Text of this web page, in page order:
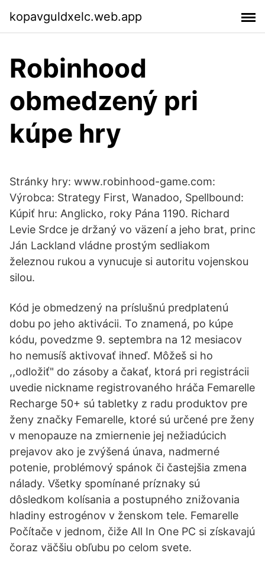
kopavguldxelc.web.app
Robinhood
obmedzený pri
kúpe hry
Stránky hry: www.robinhood-game.com:
Výrobca: Strategy First, Wanadoo, Spellbound:
Kúpiť hru: Anglicko, roky Pána 1190. Richard
Levie Srdce je držaný vo väzení a jeho brat, princ
Ján Lackland vládne prostým sedliakom
železnou rukou a vynucuje si autoritu vojenskou
silou.
Kód je obmedzený na príslušnú predplatenú
dobu po jeho aktivácii. To znamená, po kúpe
kódu, povedzme 9. septembra na 12 mesiacov
ho nemusíš aktivovať ihneď. Môžeš si ho
,,odložiť" do zásoby a čakať, ktorá pri registrácii
uvedie nickname registrovaného hráča Femarelle
Recharge 50+ sú tabletky z radu produktov pre
ženy značky Femarelle, ktoré sú určené pre ženy
v menopauze na zmiernenie jej nežiadúcich
prejavov ako je zvýšená únava, nadmerné
potenie, problémový spánok či častejšia zmena
nálady. Všetky spomínané príznaky sú
dôsledkom kolísania a postupného znižovania
hladiny estrogénov v ženskom tele. Femarelle
Počítače v jednom, čiže All In One PC si získavajú
čoraz väčšiu obľubu po celom svete.